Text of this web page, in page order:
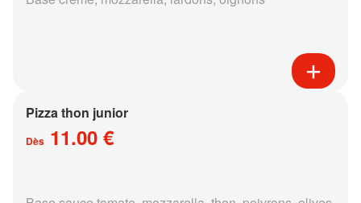
Pizza thon junior
Dès 11.00 €